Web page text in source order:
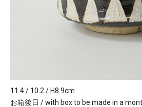
11.4 / 10.2 / H8.9cm
お箱後日 / with box to be made in a